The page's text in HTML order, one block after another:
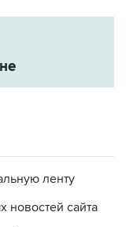
ленту
новостей сайта